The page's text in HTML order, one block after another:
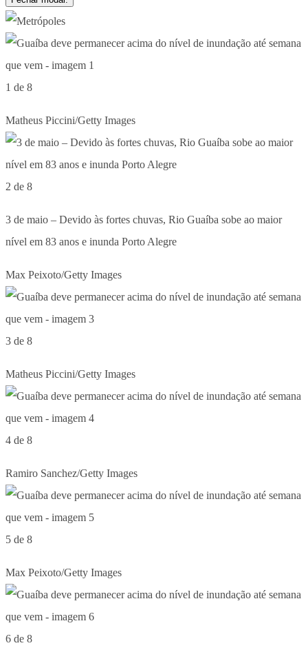
1 de 8
Matheus Piccini/Getty Images
2 de 8
3 de maio – Devido às fortes chuvas, Rio Guaíba sobe ao maior
nível em 83 anos e inunda Porto Alegre
Max Peixoto/Getty Images
3 de 8
Matheus Piccini/Getty Images
4 de 8
Ramiro Sanchez/Getty Images
5 de 8
Max Peixoto/Getty Images
6 de 8